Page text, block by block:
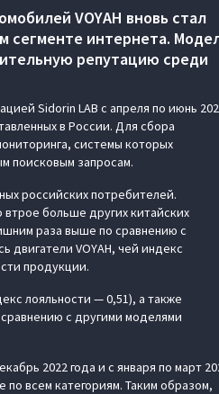
VOYAH вновь стал
сегменте интернета.
репутацию среди
Sidorin LAB с апреля по июнь
в России. Для сбора
системы которых
поисковым запросам.
российских потребителей.
больше других китайских
раза выше по сравнению с
двигатели VOYAH, чей индекс
продукции.
лояльности — 0,51), а также
с другими моделями
2022 года и с января по март
всем категориям. Таким образом,